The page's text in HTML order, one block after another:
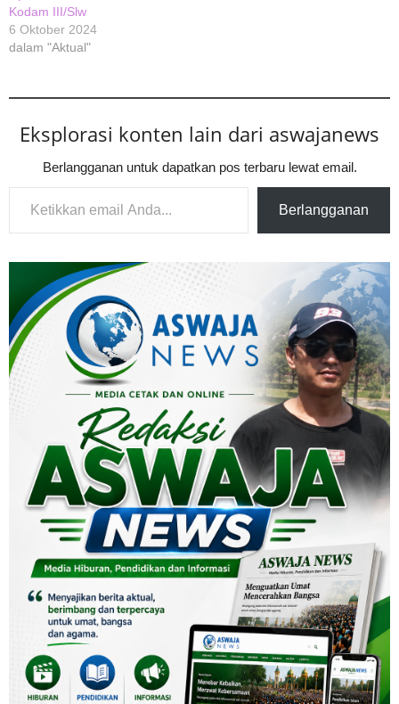
Kodam III/Slw
6 Oktober 2024
dalam "Aktual"
Eksplorasi konten lain dari aswajanews
Berlangganan untuk dapatkan pos terbaru lewat email.
Ketikkan email Anda...
Berlangganan